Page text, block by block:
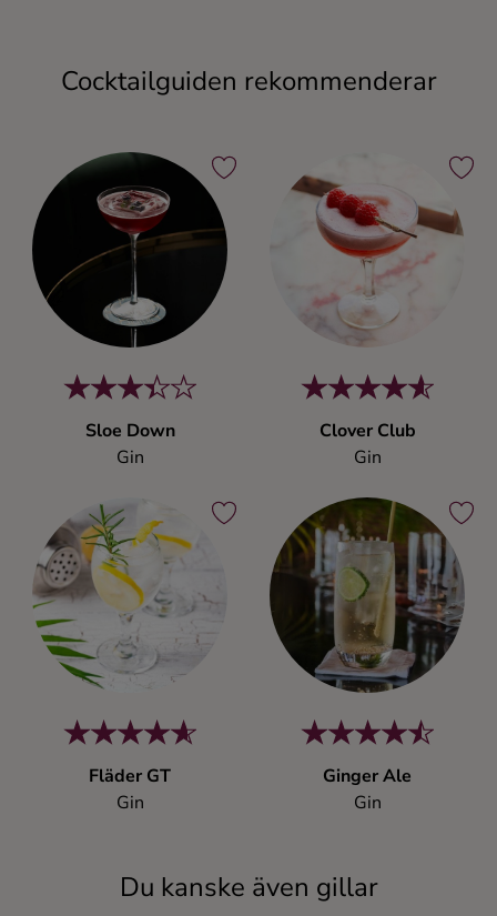
Cocktailguiden rekommenderar
Sloe Down
Gin
Clover Club
Gin
Fläder GT
Gin
Ginger Ale
Gin
Du kanske även gillar